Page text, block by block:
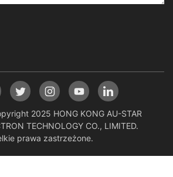
2025 HONG KONG AU-STAR
TECHNOLOGY CO., LIMITED.
prawa zastrzeżone.